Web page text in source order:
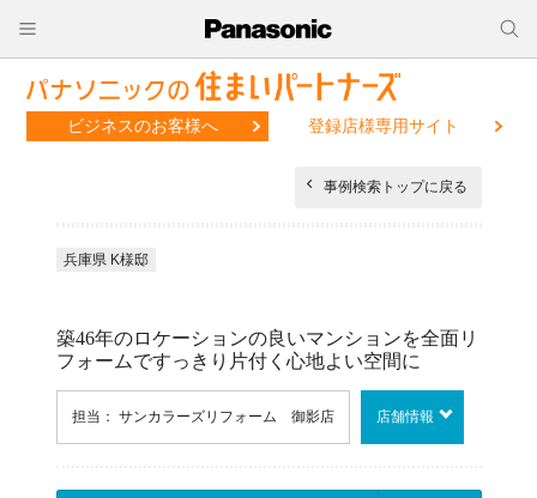
ビジネスのお客様へ 登録店様専用サイト
事例検索トップに戻る
兵庫県 K様邸
築46年のロケーションの良いマンションを全面リ
フォームですっきり片付く心地よい空間に
担当： サンカラーズリフォーム 御影店 店舗情報